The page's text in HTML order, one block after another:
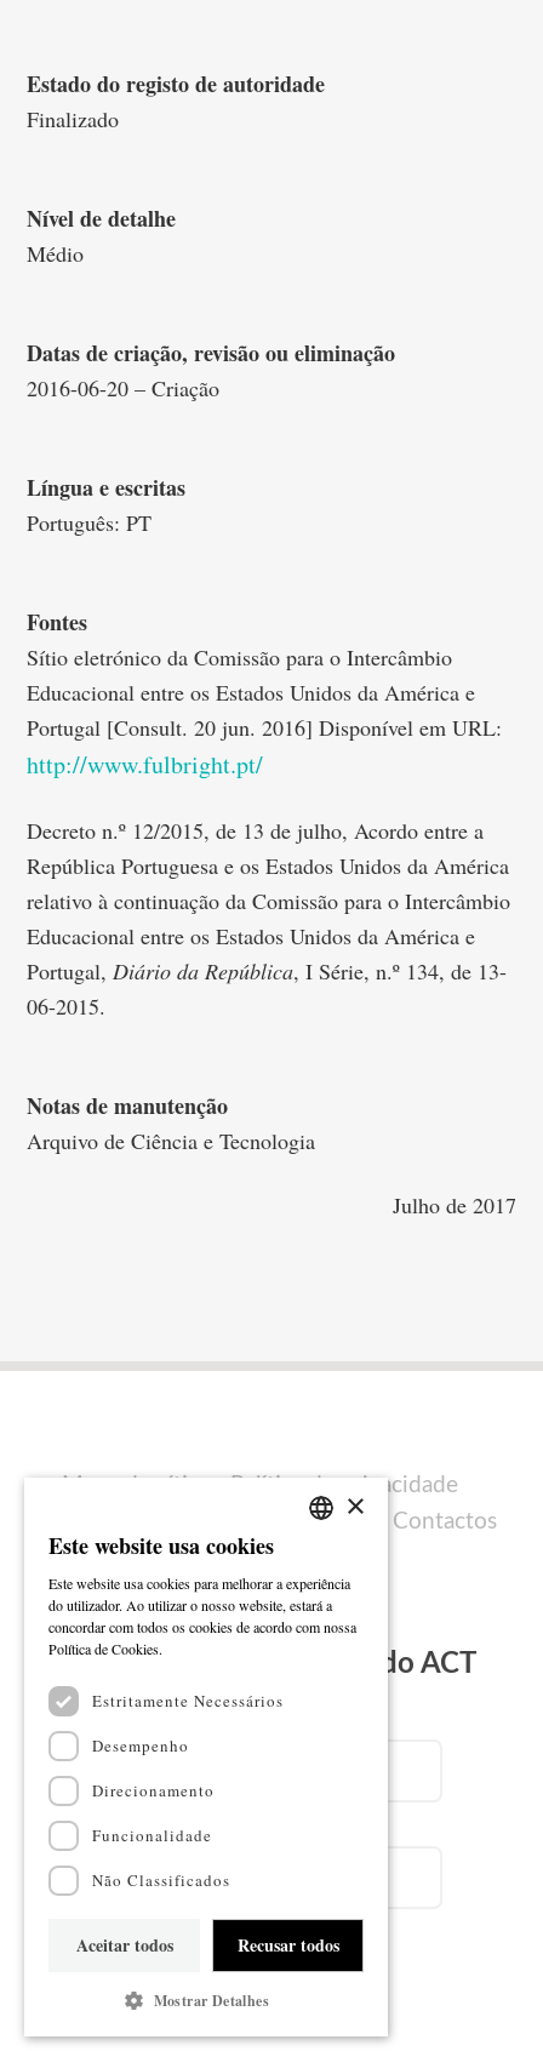
Estado do registo de autoridade
Finalizado
Nível de detalhe
Médio
Datas de criação, revisão ou eliminação
2016-06-20 – Criação
Língua e escritas
Português: PT
Fontes
Sítio eletrónico da Comissão para o Intercâmbio
Educacional entre os Estados Unidos da América e
Portugal [Consult. 20 jun. 2016] Disponível em URL:
http://www.fulbright.pt/
Decreto n.º 12/2015, de 13 de julho, Acordo entre a
República Portuguesa e os Estados Unidos da América
relativo à continuação da Comissão para o Intercâmbio
Educacional entre os Estados Unidos da América e
Portugal,Diário da República, I Série, n.º 134, de 13-
06-2015.
Notas de manutenção
Arquivo de Ciência e Tecnologia
Julho de 2017
Mapa do sítio
Política de privacidade
Ficha técnica Contactos
Subscreva a Newsletter do ACT
Subscrever
Mapa do sítio
ENGLISH
×
Este website usa cookies
Este website usa cookies para melhorar a experiência
do utilizador. Ao utilizar o nosso website, estará a
concordar com todos os cookies de acordo com nossa
Política de Cookies.
Estritamente Necessários
Desempenho
Direcionamento
Funcionalidade
Não Classificados
Aceitar todos Recusar todos
Mostrar Detalhes